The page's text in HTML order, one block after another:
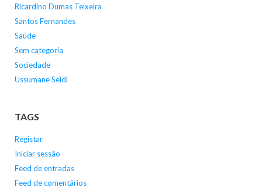
Ricardino Dumas Teixeira
Santos Fernandes
Saúde
Sem categoria
Sociedade
Ussumane Seidi
TAGS
Registar
Iniciar sessão
Feed de entradas
Feed de comentários